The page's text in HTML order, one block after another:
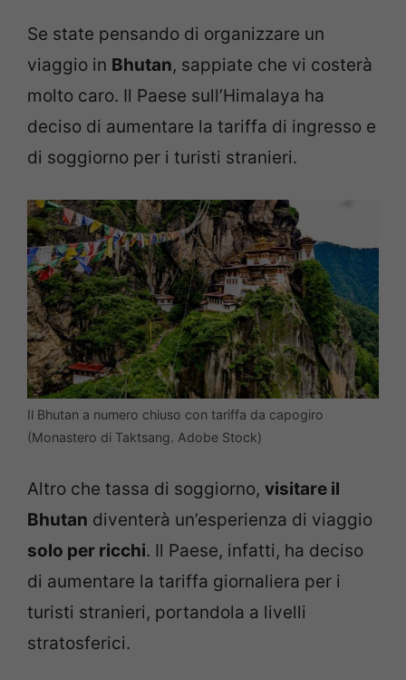
Se state pensando di organizzare un
viaggio in Bhutan, sappiate che vi costerà
molto caro. Il Paese sull’Himalaya ha
deciso di aumentare la tariffa di ingresso e
di soggiorno per i turisti stranieri.
Il Bhutan a numero chiuso con tariffa da capogiro
(Monastero di Taktsang. Adobe Stock)
Altro che tassa di soggiorno, visitare il
Bhutan diventerà un’esperienza di viaggio
solo per ricchi. Il Paese, infatti, ha deciso
di aumentare la tariffa giornaliera per i
turisti stranieri, portandola a livelli
stratosferici.